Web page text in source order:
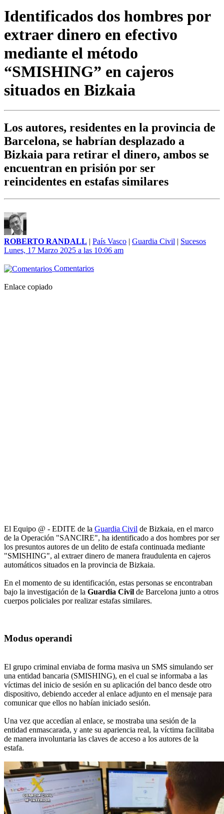
Identificados dos hombres por
extraer dinero en efectivo
mediante el método
“SMISHING” en cajeros
situados en Bizkaia
Los autores, residentes en la provincia de
Barcelona, se habrían desplazado a
Bizkaia para retirar el dinero, ambos se
encuentran en prisión por ser
reincidentes en estafas similares
ROBERTO RANDALL | País Vasco | Guardia Civil | Sucesos
Lunes, 17 Marzo 2025 a las 10:06 am
Comentarios
Enlace copiado
El Equipo @ - EDITE de la Guardia Civil de Bizkaia, en el marco
de la Operación "SANCIRE", ha identificado a dos hombres por ser
los presuntos autores de un delito de estafa continuada mediante
"SMISHING", al extraer dinero de manera fraudulenta en cajeros
automáticos situados en la provincia de Bizkaia.
En el momento de su identificación, estas personas se encontraban
bajo la investigación de la Guardia Civil de Barcelona junto a otros
cuerpos policiales por realizar estafas similares.
Modus operandi
El grupo criminal enviaba de forma masiva un SMS simulando ser
una entidad bancaria (SMISHING), en el cual se informaba a las
víctimas del inicio de sesión en su aplicación del banco desde otro
dispositivo, debiendo acceder al enlace adjunto en el mensaje para
comunicar que ellos no habían iniciado sesión.
Una vez que accedían al enlace, se mostraba una sesión de la
entidad enmascarada, y ante su apariencia real, la víctima facilitaba
de manera involuntaria las claves de acceso a los autores de la
estafa.